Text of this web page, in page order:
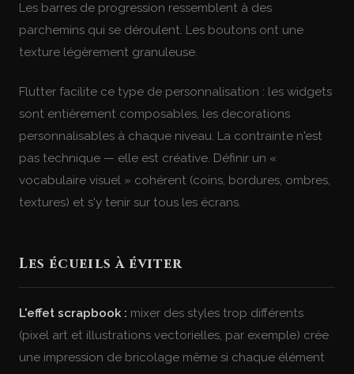
Les barres de progression ressemblent à des
parchemins qui se déroulent. Les boutons ont une
texture légèrement granuleuse.
Flutter facilite ce type de personnalisation : les widgets
sont entièrement composables, les decorations
personnalisables à chaque niveau. La contrainte n'est
pas technique — elle est créative. Définir un «
vocabulaire visuel » cohérent (coins, bordures, ombres,
textures) et s'y tenir sur tous les écrans.
Les écueils à éviter
L'effet scrapbook : mixer des styles trop différents
(pixel art et illustrations vectorielles, par exemple) crée
une impression de bricolage même si chaque élément